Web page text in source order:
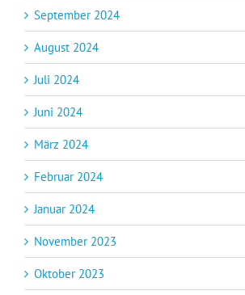
September 2024
August 2024
Juli 2024
Juni 2024
März 2024
Februar 2024
Januar 2024
November 2023
Oktober 2023